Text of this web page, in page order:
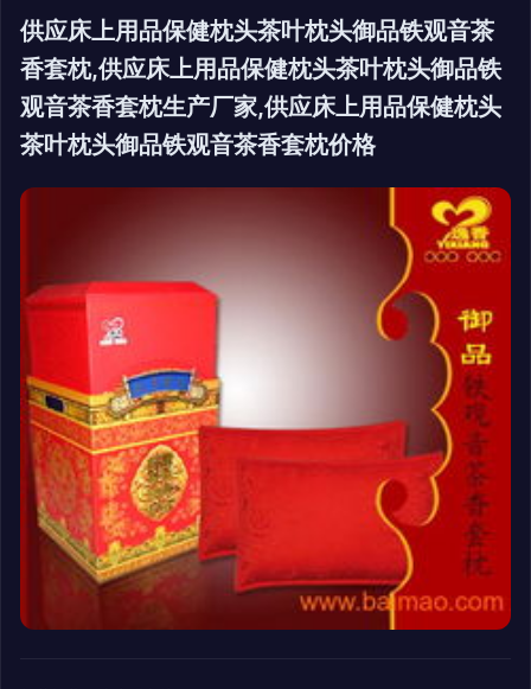
供应床上用品保健枕头茶叶枕头御品铁观音茶
香套枕,供应床上用品保健枕头茶叶枕头御品铁
观音茶香套枕生产厂家,供应床上用品保健枕头
茶叶枕头御品铁观音茶香套枕价格